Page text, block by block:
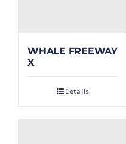
WHALE FREEWAY
X
Details